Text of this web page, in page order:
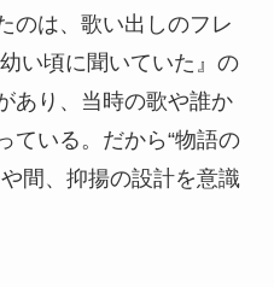
のは、歌い出しのフレ
い頃に聞いていた』の
あり、当時の歌や誰か
ている。だから“物語の
間、抑揚の設計を意識